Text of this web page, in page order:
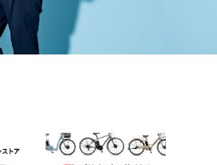
WEAR COLLECTION